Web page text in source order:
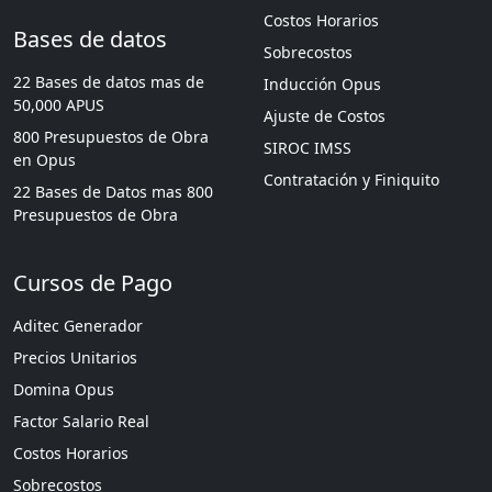
Bases de datos
22 Bases de datos mas de
50,000 APUS
800 Presupuestos de Obra
en Opus
22 Bases de Datos mas 800
Presupuestos de Obra
Costos Horarios
Sobrecostos
Inducción Opus
Ajuste de Costos
SIROC IMSS
Contratación y Finiquito
Cursos de Pago
Aditec Generador
Precios Unitarios
Domina Opus
Factor Salario Real
Costos Horarios
Sobrecostos